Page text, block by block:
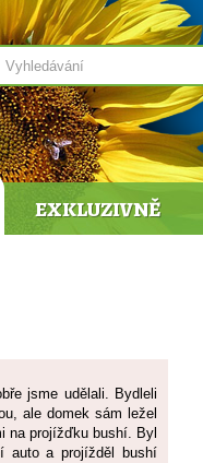
EXKLUZIVNĚ
jsme udělali. Bydleli
ale domek sám ležel
na projížďku bushí. Byl
auto a projížděl bushí